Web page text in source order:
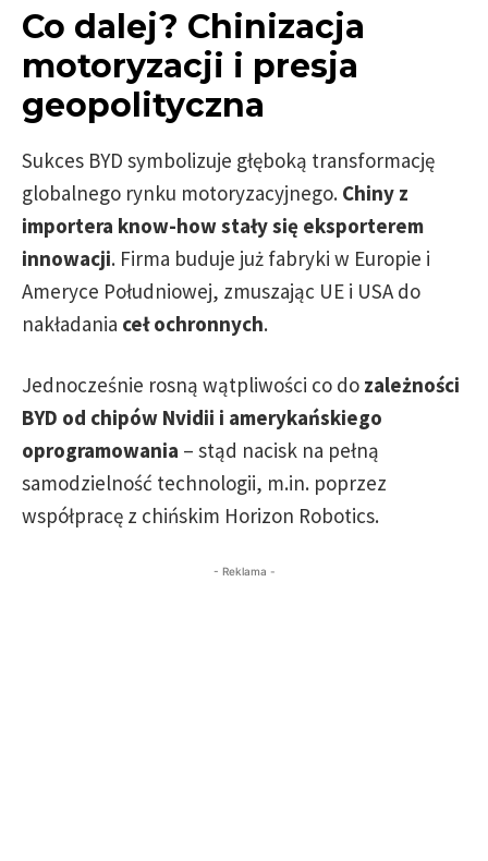
Co dalej? Chinizacja
motoryzacji i presja
geopolityczna
Sukces BYD symbolizuje głęboką transformację
globalnego rynku motoryzacyjnego. Chiny z
importera know-how stały się eksporterem
innowacji. Firma buduje już fabryki w Europie i
Ameryce Południowej, zmuszając UE i USA do
nakładania ceł ochronnych.
Jednocześnie rosną wątpliwości co do zależności
BYD od chipów Nvidii i amerykańskiego
oprogramowania – stąd nacisk na pełną
samodzielność technologii, m.in. poprzez
współpracę z chińskim Horizon Robotics.
- Reklama -